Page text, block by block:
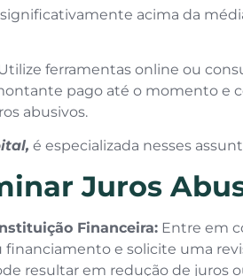
significativamente acima da
ferramentas online ou
pago até o momento e
abusivos.
é especializada nesses
Juros
Financeira: Entre em
financiamento e solicite uma
resultar em redução de juros